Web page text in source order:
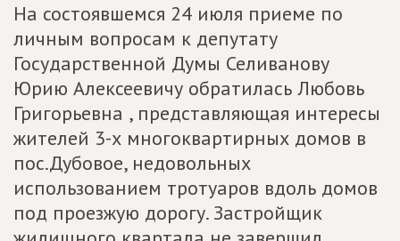
На состоявшемся 24 июля приеме по
личным вопросам к депутату
Государственной Думы Селиванову
Юрию Алексеевичу обратилась Любовь
Григорьевна , представляющая интересы
жителей 3-х многоквартирных домов в
пос.Дубовое, недовольных
использованием тротуаров вдоль домов
под проезжую дорогу. Застройщик